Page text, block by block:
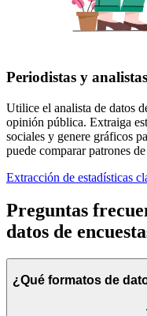
Periodistas y
Utilice el analista de datos
opinión pública. Extraiga
sociales y genere gráficos
puede comparar patrones
Extracción de estadísticas
Preguntas
datos de
¿Qué formatos de